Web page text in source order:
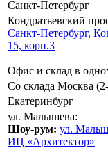
Санкт-Петербург
Кондратьевский
Санкт-Петербург,
15, корп.3
Офис и склад в
Со склада Москва
Екатеринбург
ул. Малышева:
Шоу-рум: ул.
ИЦ «Архитектор»